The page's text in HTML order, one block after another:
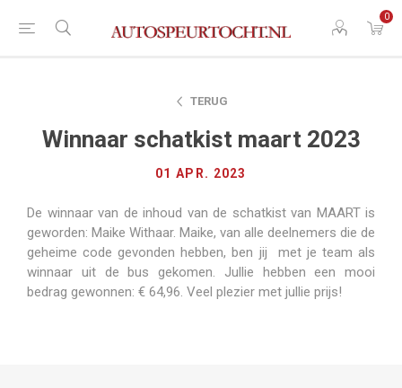
0
TERUG
Winnaar schatkist maart 2023
01 APR. 2023
De winnaar van de inhoud van de schatkist van MAART is
geworden: Maike Withaar. Maike, van alle deelnemers die de
geheime code gevonden hebben, ben jij met je team als
winnaar uit de bus gekomen. Jullie hebben een mooi
bedrag gewonnen: € 64,96. Veel plezier met jullie prijs!